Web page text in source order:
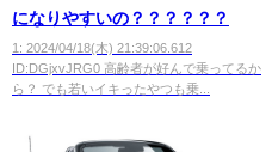
になりやすいの？？？？？？
1: 2024/04/18(木) 21:39:06.612
ID:DGjxvJRG0 高齢者が好んで乗ってるか
ら？ でも若いイキったやつも乗...